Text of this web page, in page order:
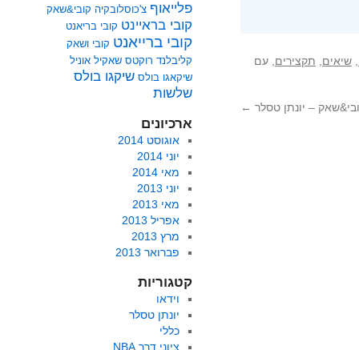
שיאים תקצירים , עם
– יונתן טסלר ←
פלייאוף צ'כוסלובקיה קובי&שאק
קובי בראיינט קובי בריאנט
קובי ברייאנט קובי ושאק
קליבלנד רוקטס שאקיל אוניל
שיקאגו בולס שיקגו בולס
שלשות
ארכיונים
אוגוסט 2014
יוני 2014
מאי 2014
יוני 2013
מאי 2013
אפריל 2013
מרץ 2013
פברואר 2013
קטגוריות
וידאו
יונתן טסלר
כללי
ציוני דרך NBA